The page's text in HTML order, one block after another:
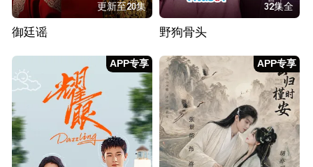
更新至20集
御廷谣
32集全
野狗骨头
APP专享 APP专享